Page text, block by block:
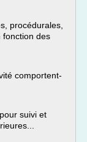
procédurales,
fonction des
comportent-
suivi et